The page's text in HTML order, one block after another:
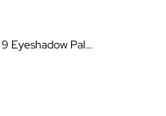
Magic Studio Amazing Couleurs 9 Eyeshadow Palette